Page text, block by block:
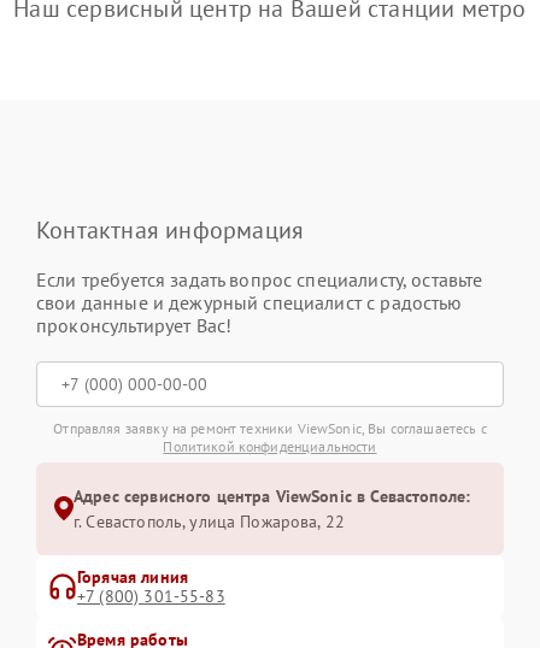
Наш сервисный центр на Вашей станции метро
Контактная информация
Если требуется задать вопрос специалисту, оставьте
свои данные и дежурный специалист с радостью
проконсультирует Вас!
Отправляя заявку на ремонт техники ViewSonic, Вы соглашаетесь с
Политикой конфиденциальности
Адрес сервисного центра ViewSonic в Севастополе:
г. Севастополь, улица Пожарова, 22
Горячая линия
+7 (800) 301-55-83
Время работы